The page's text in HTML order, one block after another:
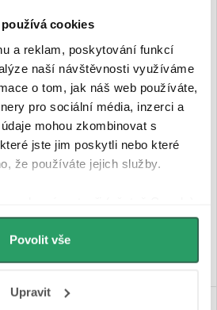
cookies
a reklam, poskytování funkcí
naší návštěvnosti využíváme
o tom, jak náš web používáte,
pro sociální média, inzerci a
mohou zkombinovat s
jste jim poskytli nebo které
že používáte jejich služby.
pro analytiku a
Jak Google zpracovává
stránkách
Povolit vše
Upravit
CERANO - Sprchový kout
Santoro L/P - 8 mm - černá
matná, grafitové sklo -
130x90x195 cm - posuvný
Skladem
PRODLOUŽENÁ ZÁRUKA